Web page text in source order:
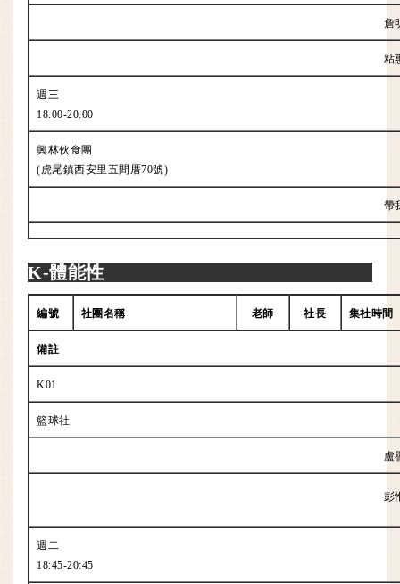
詹
粘
週三
18:00-20:00
興林伙食團
(虎尾鎮西安里五間厝70號)
帶
K-體能性
編號 社團名稱 老師 社長 集社時間
備註
K01
籃球社
盧
彭
週二
18:45-20:45